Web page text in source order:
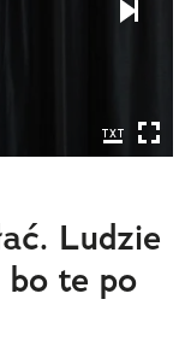
Ludzie
bo te po